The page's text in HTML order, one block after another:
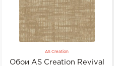
AS Creation
Обои AS Creation Revival